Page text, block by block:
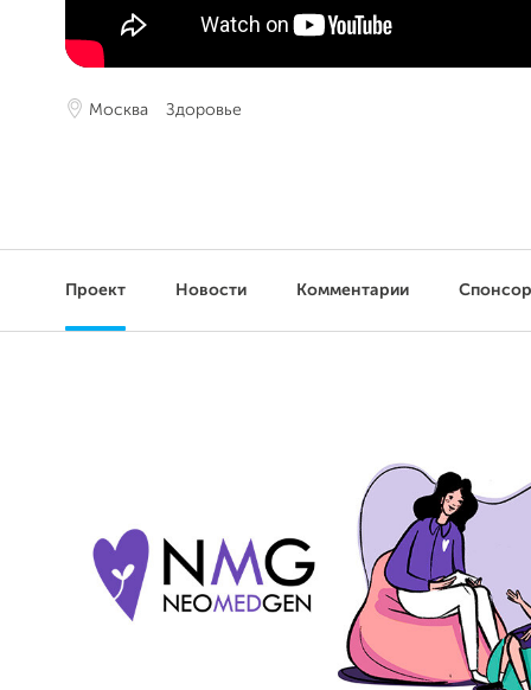
Москва Здоровье
Проект Новости Комментарии